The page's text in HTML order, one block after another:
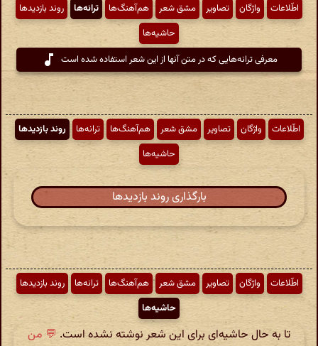
اطّلاعات واژگان تصاویر مشق شعر هم‌آهنگ‌ها ترانه‌ها
روند بازدیدها
حاشیه‌ها
معرفی ترانه‌هایی که در متن آنها از این شعر استفاده شده است
اطّلاعات واژگان تصاویر مشق شعر هم‌آهنگ‌ها ترانه‌ها
روند بازدیدها
حاشیه‌ها
بارگذاری روند بازدیدها
اطّلاعات واژگان تصاویر مشق شعر هم‌آهنگ‌ها ترانه‌ها
روند بازدیدها
حاشیه‌ها
تا به حال حاشیه‌ای برای این شعر نوشته نشده است. 💬 من